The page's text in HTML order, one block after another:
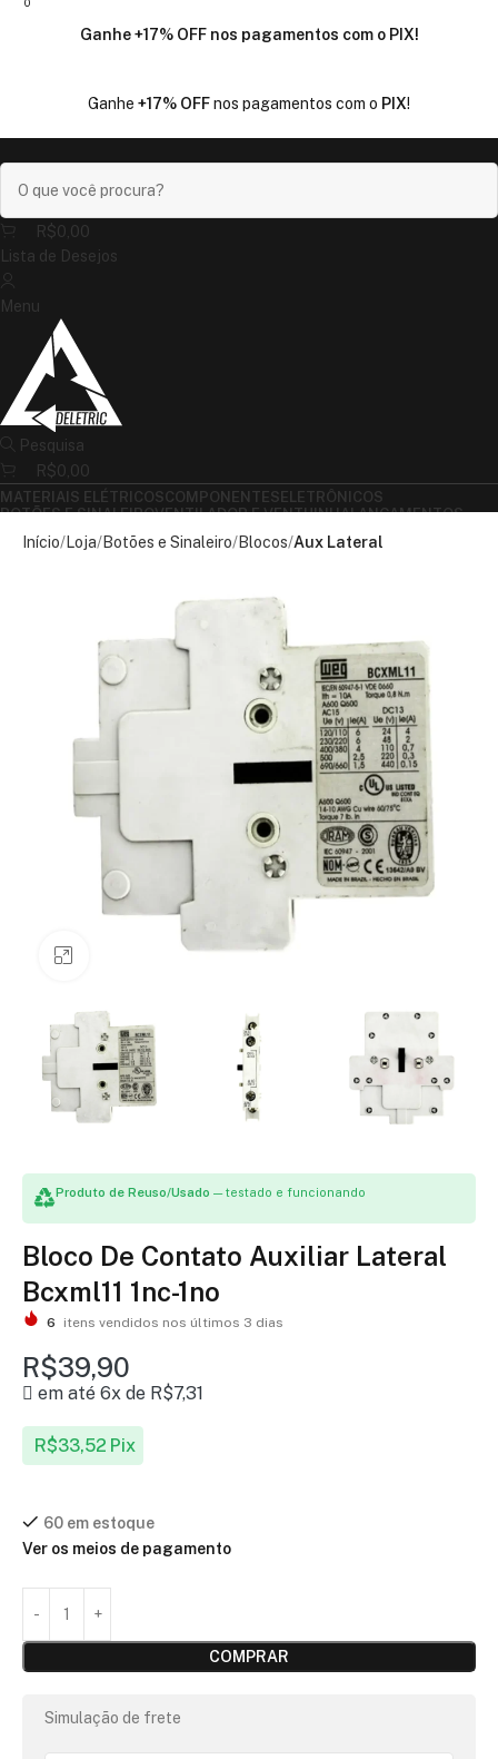
Ganhe+17% OFFnos pagamentos com o PIX!
Ganhe +17% OFFnos pagamentos com o PIX!
0
R$0,00
Lista de Desejos
Menu
Pesquisa
0
R$0,00
MATERIAIS ELÉTRICOSCOMPONENTESELETRÔNICOS
BOTÕES E SINALEIROVENTILADOR E VENTUINHALANÇAMENTOS
DESAPEGO
Início Loja Botões e Sinaleiro Blocos Aux Lateral
Clique para ampliar
Produto de Reuso/Usado — testado e funcionando
Bloco De Contato Auxiliar Lateral
Bcxml11 1nc-1no
6 itens vendidos nos últimos 3 dias
R$39,90
em até 6x de R$7,31
R$33,52 Pix
60 em estoque
Ver os meios de pagamento
COMPRAR
Simulação de frete
0